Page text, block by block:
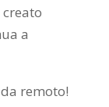
a
da remoto!